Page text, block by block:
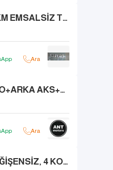
2007 AUDİ A8 3.0 TDI QUATTRO 116.000 KM EMSALSİZ TRDE TEK
Ara
2022 AUDI RS 6 AVANT 4.0 TFSI QUATTRO+ARKA AKS+BANG OLUFSEN 3D
Ara
2013 AUDİ A8 LONG 3.0 TDİ QUATTRO DEĞİŞENSİZ, 4 KOLTUK MASAJ